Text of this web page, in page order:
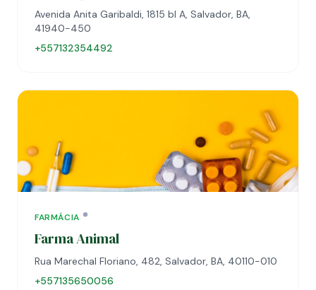
Avenida Anita Garibaldi, 1815 bl A, Salvador, BA,
41940-450
+557132354492
FARMÁCIA
Farma Animal
Rua Marechal Floriano, 482, Salvador, BA, 40110-010
+557135650056